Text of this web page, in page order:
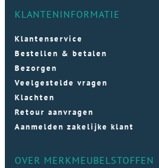
KLANTENINFORMATIE
Klantenservice
Bestellen & betalen
Bezorgen
Veelgestelde vragen
Klachten
Retour aanvragen
Aanmelden zakelijke klant
OVER MERKMEUBELSTOFFEN